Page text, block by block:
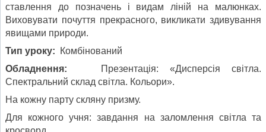
ставлення до позначень і видам ліній на малюнках.
Виховувати почуття прекрасного, викликати здивування
явищами природи.
Тип уроку: Комбінований
Обладнення: Презентація: «Дисперсія світла.
Спектральний склад світла. Кольори».
На кожну парту скляну призму.
Для кожного учня: завдання на заломлення світла та